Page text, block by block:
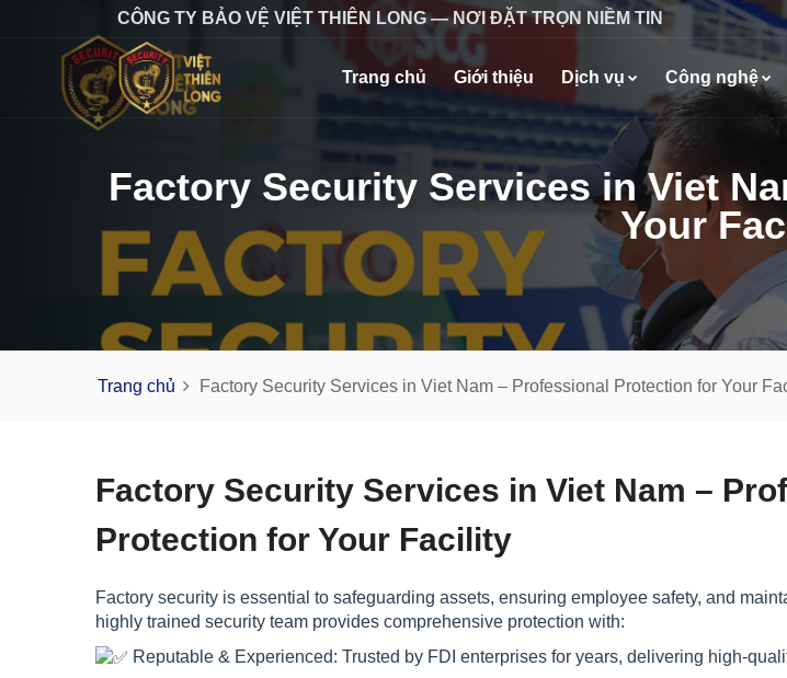
CÔNG TY BẢO VỆ VIỆT THIÊN LONG — NƠI ĐẶT TRỌN NIỀM TIN
Trang chủ Giới thiệu Dịch vụ Công nghệ
Factory Security Services in Viet
Your
Trang chủ Factory Security Services in Viet Nam – Professional Protection for Your
Factory Security Services in Viet Nam –
Protection for Your Facility
Factory security is essential to safeguarding assets, ensuring employee safety, and
highly trained security team provides comprehensive protection with:
Reputable & Experienced: Trusted by FDI enterprises for years, delivering high-